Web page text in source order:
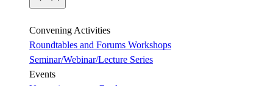
Convening Activities
Roundtables and Forums Workshops
Seminar/Webinar/Lecture Series
Events